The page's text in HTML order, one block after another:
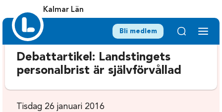
Kalmar Län
Bli medlem
Debattartikel: Landstingets
personalbrist är självförvållad
Tisdag 26 januari 2016